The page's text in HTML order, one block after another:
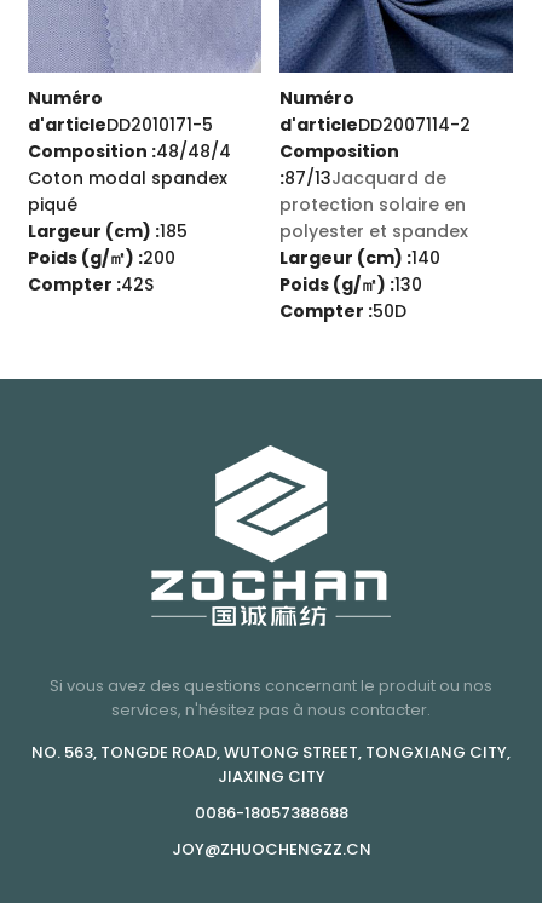
5
48/4
Numéro
d'articleDD2007114-2
Composition
:87/13 Jacquard de
protection solaire en
polyester et spandex
Largeur (cm) :
Poids (g/㎡) :
Numéro
d'articleDD2007236-
Composition :
coton single jersey
Largeur (cm) :
Poids (g/㎡) :185
Compter :
Si vous avez des questions concernant le produit ou nos
services, n'hésitez pas à nous contacter.
NO. 563, TONGDE ROAD, WUTONG STREET, TONGXIANG CITY,
JIAXING CITY
0086-18057388688
JOY@ZHUOCHENGZZ.CN